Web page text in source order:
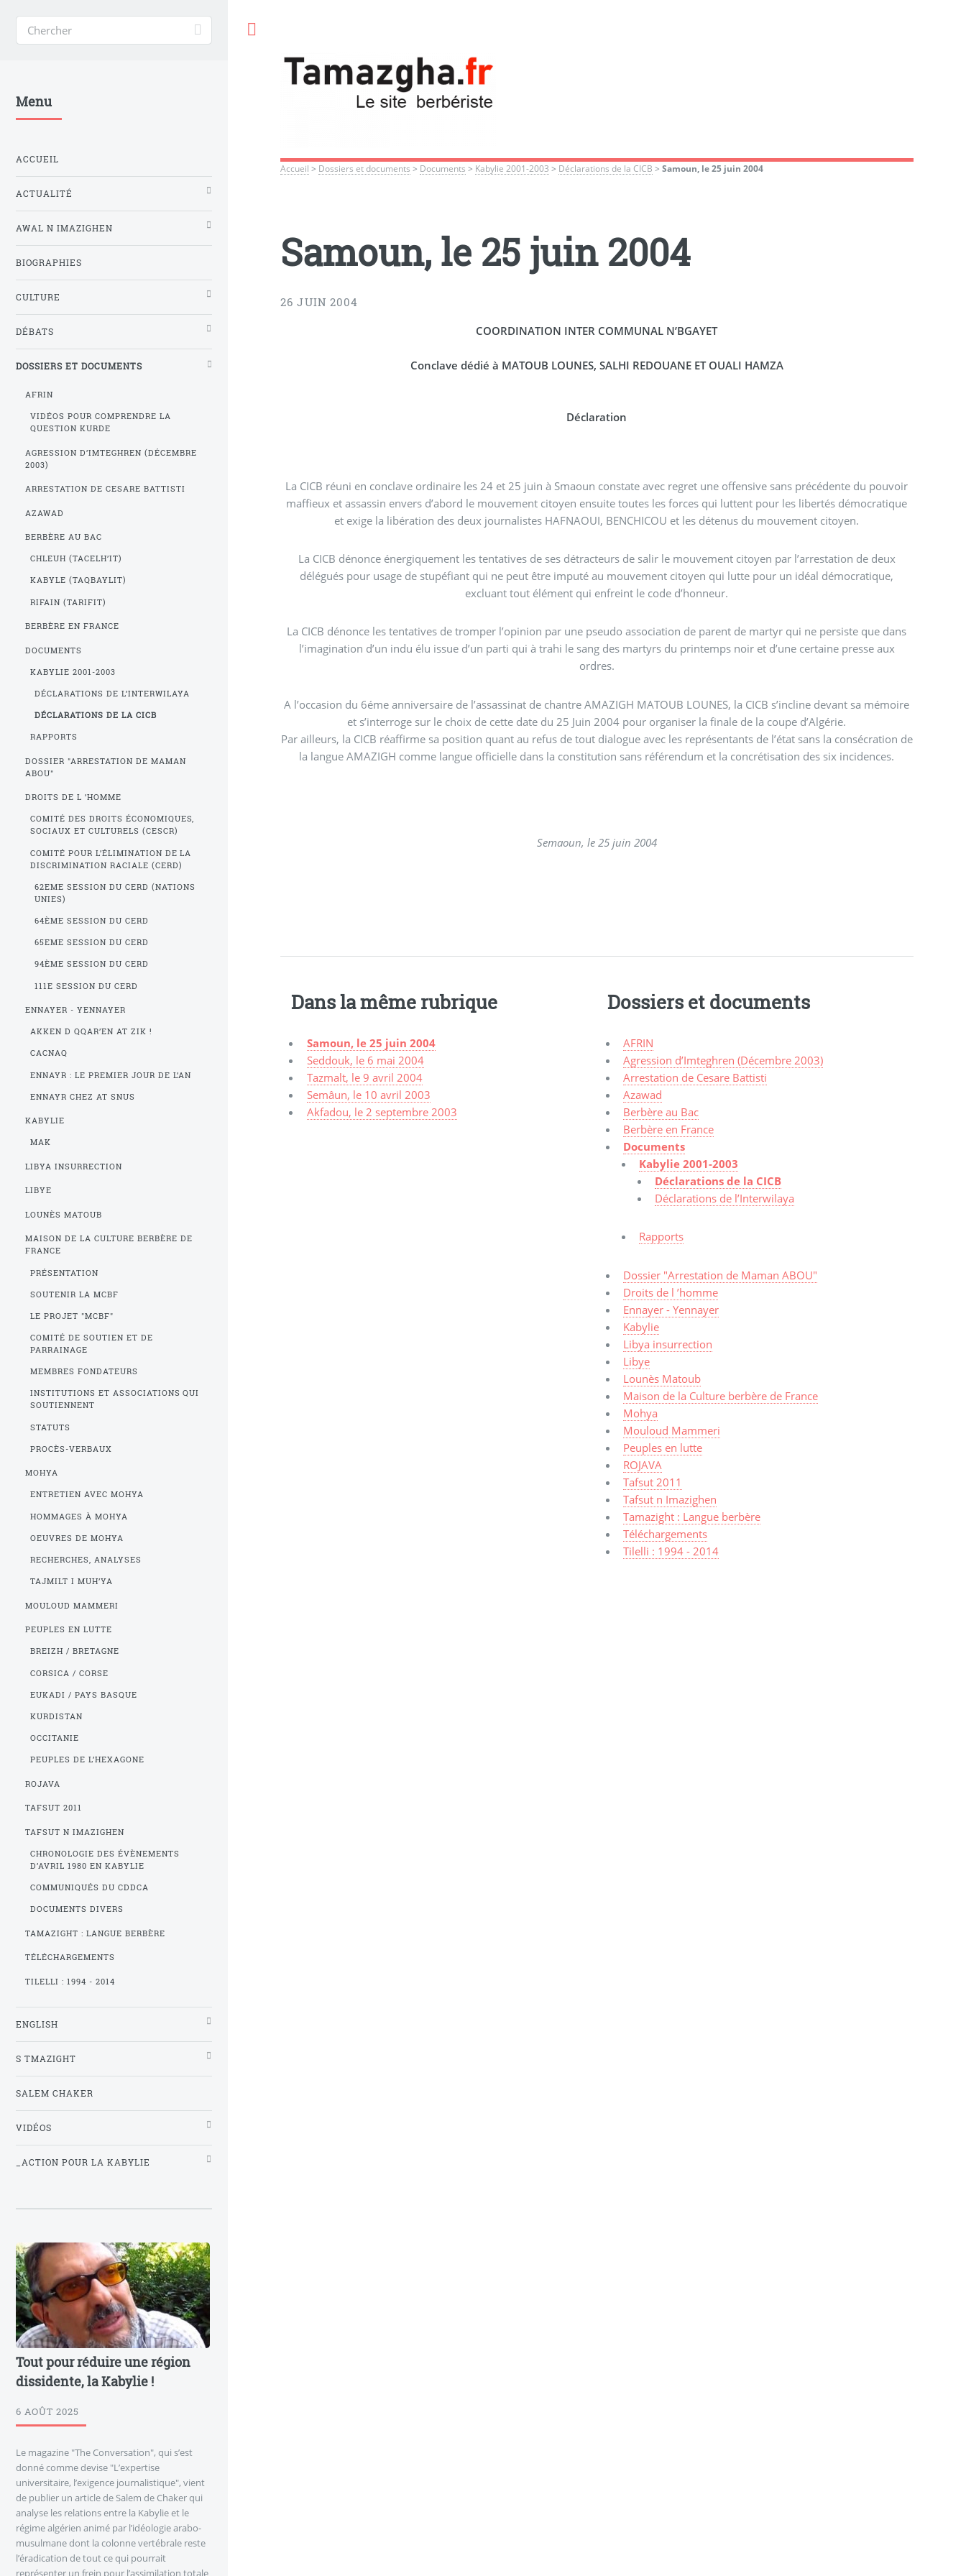
Accueil > Dossiers et documents > Documents > Kabylie 2001-2003 > Déclarations de la CICB >Samoun, le 25 juin 2004
Samoun, le 25 juin 2004
26 JUIN 2004
COORDINATION INTER COMMUNAL N’BGAYET
Conclave dédié à MATOUB LOUNES, SALHI REDOUANE ET OUALI HAMZA
Déclaration
La CICB réuni en conclave ordinaire les 24 et 25 juin à Smaoun constate avec regret une offensive sans précédente du pouvoir
maffieux et assassin envers d’abord le mouvement citoyen ensuite toutes les forces qui luttent pour les libertés démocratique
et exige la libération des deux journalistes HAFNAOUI, BENCHICOU et les détenus du mouvement citoyen.
La CICB dénonce énergiquement les tentatives de ses détracteurs de salir le mouvement citoyen par l’arrestation de deux
délégués pour usage de stupéfiant qui ne peut être imputé au mouvement citoyen qui lutte pour un idéal démocratique,
excluant tout élément qui enfreint le code d’honneur.
La CICB dénonce les tentatives de tromper l’opinion par une pseudo association de parent de martyr qui ne persiste que dans
l’imagination d’un indu élu issue d’un parti qui à trahi le sang des martyrs du printemps noir et d’une certaine presse aux
ordres.
A l’occasion du 6éme anniversaire de l’assassinat de chantre AMAZIGH MATOUB LOUNES, la CICB s’incline devant sa mémoire
et s’interroge sur le choix de cette date du 25 Juin 2004 pour organiser la finale de la coupe d’Algérie.
Par ailleurs, la CICB réaffirme sa position quant au refus de tout dialogue avec les représentants de l’état sans la consécration de
la langue AMAZIGH comme langue officielle dans la constitution sans référendum et la concrétisation des six incidences.
Semaoun, le 25 juin 2004
Dans la même rubrique
Samoun, le 25 juin 2004
Seddouk, le 6 mai 2004
Tazmalt, le 9 avril 2004
Semâun, le 10 avril 2003
Akfadou, le 2 septembre 2003
Dossiers et documents
AFRIN
Agression d’Imteghren (Décembre 2003)
Arrestation de Cesare Battisti
Azawad
Berbère au Bac
Berbère en France
Documents
Kabylie 2001-2003
Déclarations de la CICB
Déclarations de l’Interwilaya
Rapports
Dossier "Arrestation de Maman ABOU"
Droits de l ’homme
Ennayer - Yennayer
Kabylie
Libya insurrection
Libye
Lounès Matoub
Maison de la Culture berbère de France
Mohya
Mouloud Mammeri
Peuples en lutte
ROJAVA
Tafsut 2011
Tafsut n Imazighen
Tamazight : Langue berbère
Téléchargements
Tilelli : 1994 - 2014
Menu
ACCUEIL
ACTUALITÉ
AWAL N IMAZIGHEN
BIOGRAPHIES
CULTURE
DÉBATS
DOSSIERS ET DOCUMENTS
AFRIN
VIDÉOS POUR COMPRENDRE LA
QUESTION KURDE
AGRESSION D’IMTEGHREN (DÉCEMBRE
2003)
ARRESTATION DE CESARE BATTISTI
AZAWAD
BERBÈRE AU BAC
CHLEUH (TACELH’IT)
KABYLE (TAQBAYLIT)
RIFAIN (TARIFIT)
BERBÈRE EN FRANCE
DOCUMENTS
KABYLIE 2001-2003
DÉCLARATIONS DE L’INTERWILAYA
DÉCLARATIONS DE LA CICB
RAPPORTS
DOSSIER "ARRESTATION DE MAMAN
ABOU"
DROITS DE L ’HOMME
COMITÉ DES DROITS ÉCONOMIQUES,
SOCIAUX ET CULTURELS (CESCR)
COMITÉ POUR L’ÉLIMINATION DE LA
DISCRIMINATION RACIALE (CERD)
62EME SESSION DU CERD (NATIONS
UNIES)
64ÈME SESSION DU CERD
65EME SESSION DU CERD
94ÈME SESSION DU CERD
111E SESSION DU CERD
ENNAYER - YENNAYER
AKKEN D QQAR’EN AT ZIK !
CACNAQ
ENNAYR : LE PREMIER JOUR DE L’AN
ENNAYR CHEZ AT SNUS
KABYLIE
MAK
LIBYA INSURRECTION
LIBYE
LOUNÈS MATOUB
MAISON DE LA CULTURE BERBÈRE DE
FRANCE
PRÉSENTATION
SOUTENIR LA MCBF
LE PROJET "MCBF"
COMITÉ DE SOUTIEN ET DE
PARRAINAGE
MEMBRES FONDATEURS
INSTITUTIONS ET ASSOCIATIONS QUI
SOUTIENNENT
STATUTS
PROCÈS-VERBAUX
MOHYA
ENTRETIEN AVEC MOHYA
HOMMAGES À MOHYA
OEUVRES DE MOHYA
RECHERCHES, ANALYSES
TAJMILT I MUH’YA
MOULOUD MAMMERI
PEUPLES EN LUTTE
BREIZH / BRETAGNE
CORSICA / CORSE
EUKADI / PAYS BASQUE
KURDISTAN
OCCITANIE
PEUPLES DE L’HEXAGONE
ROJAVA
TAFSUT 2011
TAFSUT N IMAZIGHEN
CHRONOLOGIE DES ÉVÈNEMENTS
D’AVRIL 1980 EN KABYLIE
COMMUNIQUÉS DU CDDCA
DOCUMENTS DIVERS
TAMAZIGHT : LANGUE BERBÈRE
TÉLÉCHARGEMENTS
TILELLI : 1994 - 2014
ENGLISH
S TMAZIGHT
SALEM CHAKER
VIDÉOS
_ACTION POUR LA KABYLIE
Tout pour réduire une région
dissidente, la Kabylie !
6 AOÛT 2025
Le magazine "The Conversation", qui s’est
donné comme devise "L’expertise
universitaire, l’exigence journalistique", vient
de publier un article de Salem de Chaker qui
analyse les relations entre la Kabylie et le
régime algérien animé par l’idéologie arabo-
musulmane dont la colonne vertébrale reste
l’éradication de tout ce qui pourrait
représenter un frein pour l’assimilation totale